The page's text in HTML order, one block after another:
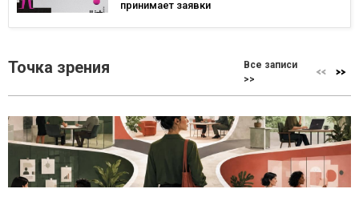
принимает заявки
Точка зрения
Все записи
>>